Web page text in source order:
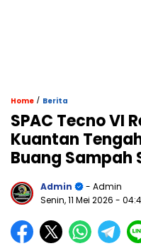
Home / Berita
SPAC Tecno VI
Kuantan
Buang Sampah
Admin
- Admin
Senin, 11 Mei 2026 -